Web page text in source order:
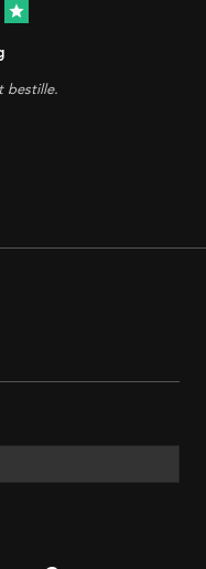
star
bestille.